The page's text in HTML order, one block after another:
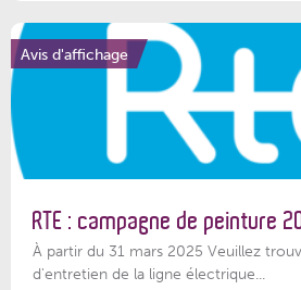
Avis d'affichage
RTE : campagne de peinture
À partir du 31 mars 2025 Veuillez
d'entretien de la ligne électrique...